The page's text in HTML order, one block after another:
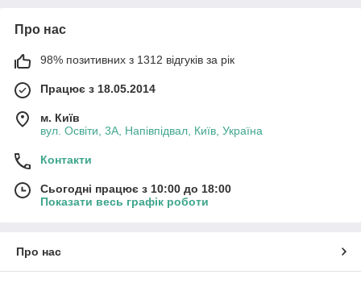
Про нас
98% позитивних з 1312 відгуків за рік
Працює з 18.05.2014
м. Київ
вул. Освіти, 3А, Напівпідвал, Київ, Україна
Контакти
Сьогодні працює з 10:00 до 18:00
Показати весь графік роботи
Про нас